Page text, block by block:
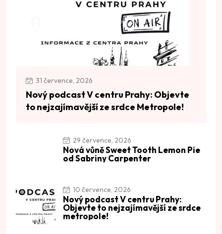
31 července, 2026
Nový podcast V centru Prahy: Objevte
to nejzajímavější ze srdce Metropole!
29 července, 2026
Nová vůně Sweet Tooth Lemon Pie
od Sabriny Carpenter
10 července, 2026
Nový podcast V centru Prahy:
Objevte to nejzajímavější ze srdce
metropole!